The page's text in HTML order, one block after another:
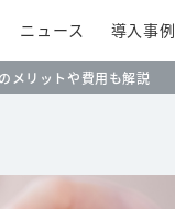
ニュース 導入事例
メリットや費用も解説